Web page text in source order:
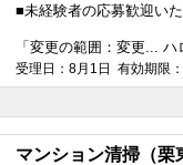
■未経験者の応募歓迎いた
「変更の範囲：変更...
受理日：8月1日 有効期限
マンション清掃（栗